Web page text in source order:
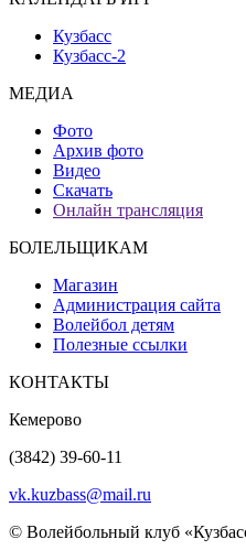
Кузбасс
Кузбасс-2
МЕДИА
Фото
Архив фото
Видео
Скачать
Онлайн трансляция
БОЛЕЛЬЩИКАМ
Магазин
Администрация сайта
Волейбол детям
Полезные ссылки
КОНТАКТЫ
Кемерово
(3842) 39-60-11
vk.kuzbass@mail.ru
© Волейбольный клуб